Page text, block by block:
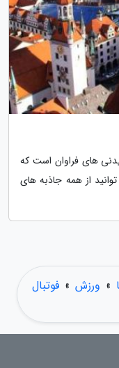
های فراوان است که
از همه جاذبه های
» ورزش » فوتبال